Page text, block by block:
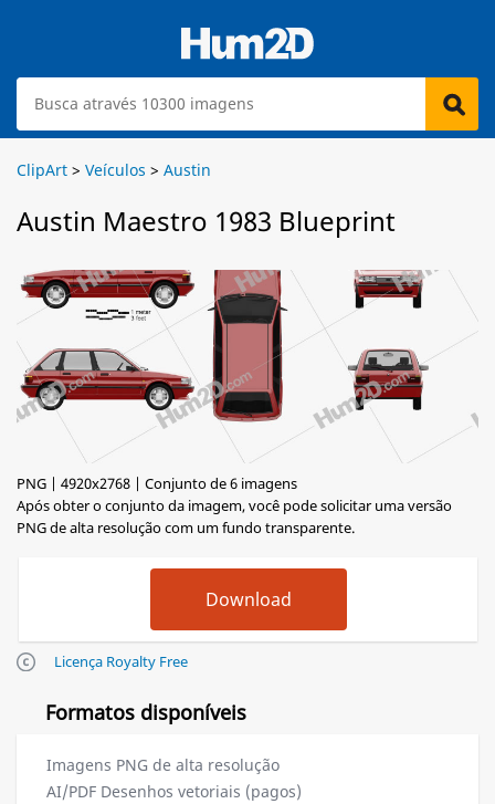
ClipArt > Veículos > Austin
Austin Maestro 1983 Blueprint
PNG | 4920x2768 | Conjunto de 6 imagens
Após obter o conjunto da imagem, você pode solicitar uma versão
PNG de alta resolução com um fundo transparente.
Licença Royalty Free
Formatos disponíveis
Imagens PNG de alta resolução
AI/PDF Desenhos vetoriais (pagos)